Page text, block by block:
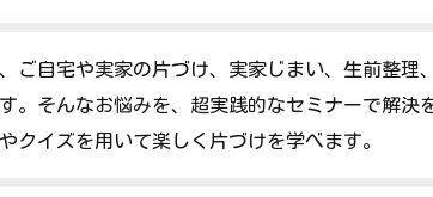
ご自宅や実家の片づけ、実家じまい、生前整理
。そんなお悩みを、超実践的なセミナーで解決
クイズを用いて楽しく片づけを学べます。